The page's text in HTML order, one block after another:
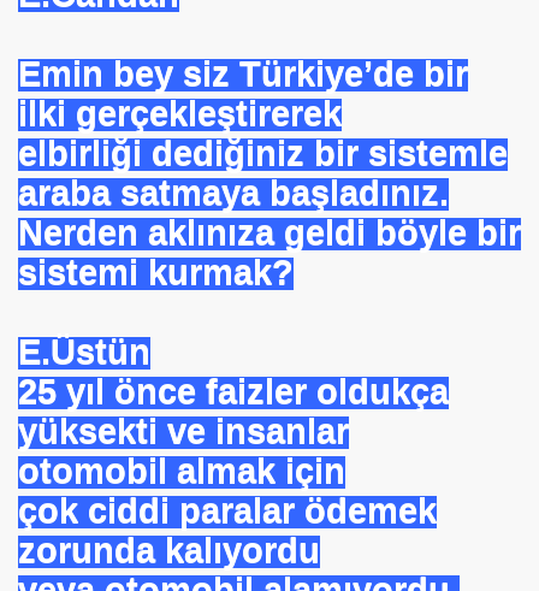
Emin bey siz Türkiye’de bir
ilki gerçekleştirerek
elbirliği dediğiniz bir sistemle
araba satmaya başladınız.
Nerden aklınıza geldi böyle bir
sistemi kurmak?
E.Üstün
25 yıl önce faizler oldukça
yüksekti ve insanlar
otomobil almak için
çok ciddi paralar ödemek
zorunda kalıyordu
İBNİ RÜŞD